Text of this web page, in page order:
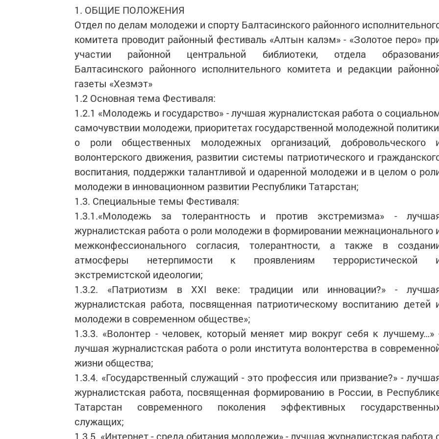
1. ОБЩИЕ ПОЛОЖЕНИЯ
Отдел по делам молодежи и спорту Балтасинского районного
комитета проводит районный фестиваль «Алтын калэм» - «Золотое перо»
участии районной центральной библиотеки, отдела
Балтасинского районного исполнительного комитета и редакции
газеты «Хезмэт»
1.2 Основная тема Фестиваля:
1.2.1 «Молодежь и государство» - лучшая журналистская работа о
самочувствии молодежи, приоритетах государственной молодежной
о роли общественных молодежных организаций, добровольческого
волонтерского движения, развитии системы патриотического и
воспитания, поддержки талантливой и одаренной молодежи и в целом о
молодежи в инновационном развитии Республики Татарстан;
1.3. Специальные темы Фестиваля:
1.3.1.«Молодежь за толерантность и против экстремизма» -
журналистская работа о роли молодежи в формировании межнационального
межконфессионального согласия, толерантности, а также в
атмосферы нетерпимости к проявлениям террористической
экстремистской идеологии;
1.3.2. «Патриотизм в XXI веке: традиции или инновации?» -
журналистская работа, посвященная патриотическому воспитанию детей
молодежи в современном обществе»;
1.3.3. «Волонтер - человек, который меняет мир вокруг себя к лучшему…»
лучшая журналистская работа о роли института волонтерства в
жизни общества;
1.3.4. «Государственный служащий - это профессия или призвание?» -
журналистская работа, посвященная формированию в России, в
Татарстан современного поколения эффективных
служащих;
1.3.5. «Интернет - среда обитания молодежи» - лучшая журналистская работа